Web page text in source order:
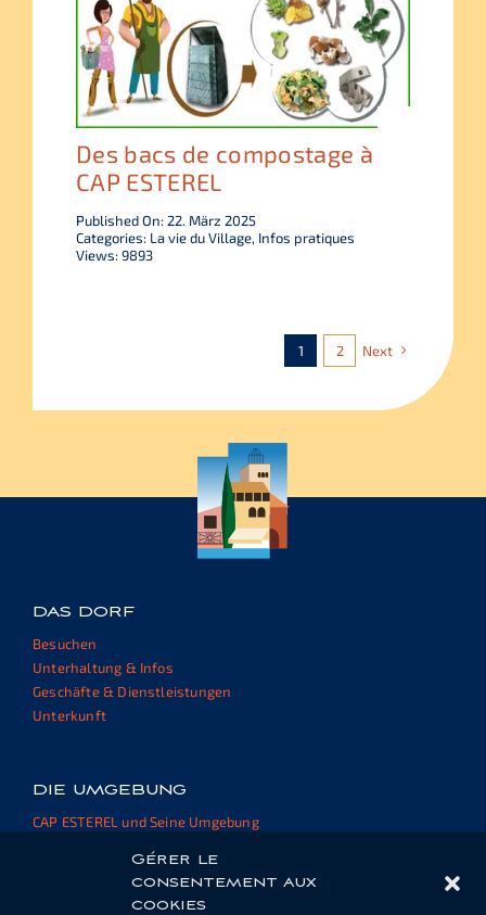
Gérer le
consentement aux
cookies
Des bacs de compostage à
CAP ESTEREL
Published On: 22. März 2025
Categories: La vie du Village, Infos pratiques
Views: 9893
1 2 Next
DAS DORF
Besuchen
Unterhaltung & Infos
Geschäfte & Dienstleistungen
Unterkunft
DIE UMGEBUNG
CAP ESTEREL und Seine Umgebung